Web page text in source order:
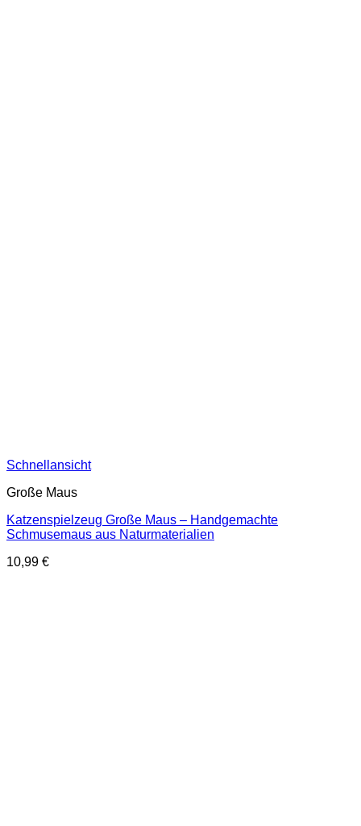
Schnellansicht
Große Maus
Katzenspielzeug Große Maus – Handgemachte
Schmusemaus aus Naturmaterialien
10,99 €